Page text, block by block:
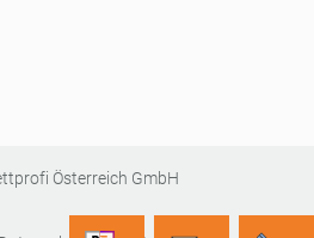
Österreich GmbH